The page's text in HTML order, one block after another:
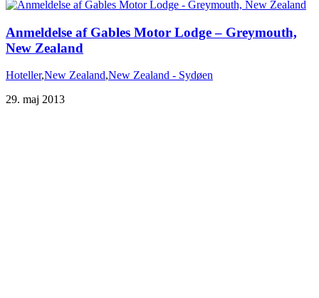
Anmeldelse af Gables Motor Lodge – Greymouth,
Hoteller,New Zealand,New Zealand - Sydøen
29. maj 2013